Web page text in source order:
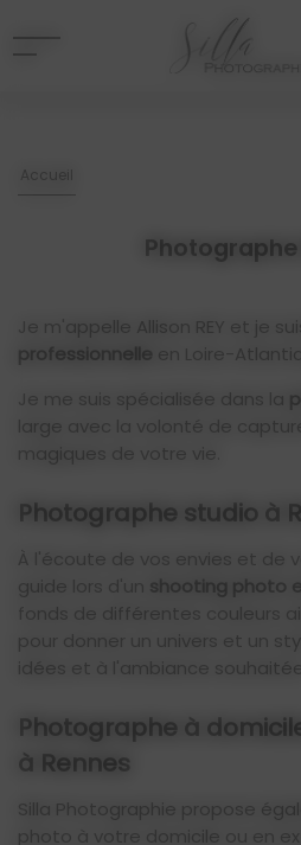
Accueil
Photographe
Je m'appelle Allison REY et je
professionnelle
Je me suis spécialisée dans la
large avec la volonté de
magiques de votre vie.
Photographe studio à
À l'écoute de vos envies et de
guide lors d'un
shooting photo
pour donner un univers et un
Photographe à
à Rennes
Silla Photographie propose
photo à votre domicile ou en